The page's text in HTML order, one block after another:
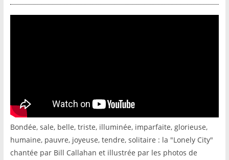
Bondée, sale, belle, triste, illuminée, imparfaite, glorieuse,
humaine, pauvre, joyeuse, tendre, solitaire : la "Lonely City"
chantée par Bill Callahan et illustrée par les photos de